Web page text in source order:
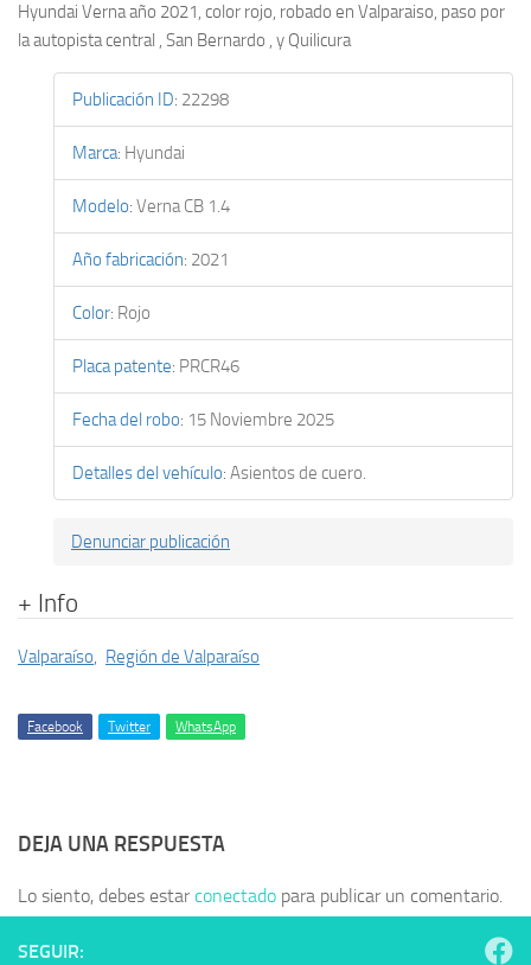
Hyundai Verna año 2021, color rojo, robado en Valparaiso, paso por
la autopista central , San Bernardo , y Quilicura
Publicación ID: 22298
Marca: Hyundai
Modelo: Verna CB 1.4
Año fabricación: 2021
Color: Rojo
Placa patente: PRCR46
Fecha del robo: 15 Noviembre 2025
Detalles del vehículo: Asientos de cuero.
Denunciar publicación
+ Info
Valparaíso, Región de Valparaíso
Facebook Twitter WhatsApp
DEJA UNA RESPUESTA
Lo siento, debes estarconectado para publicar un comentario.
SEGUIR: